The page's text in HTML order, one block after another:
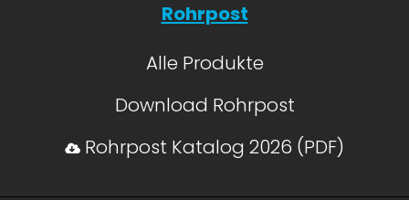
Rohrpost
Alle Produkte
Download Rohrpost
Rohrpost Katalog 2026 (PDF)